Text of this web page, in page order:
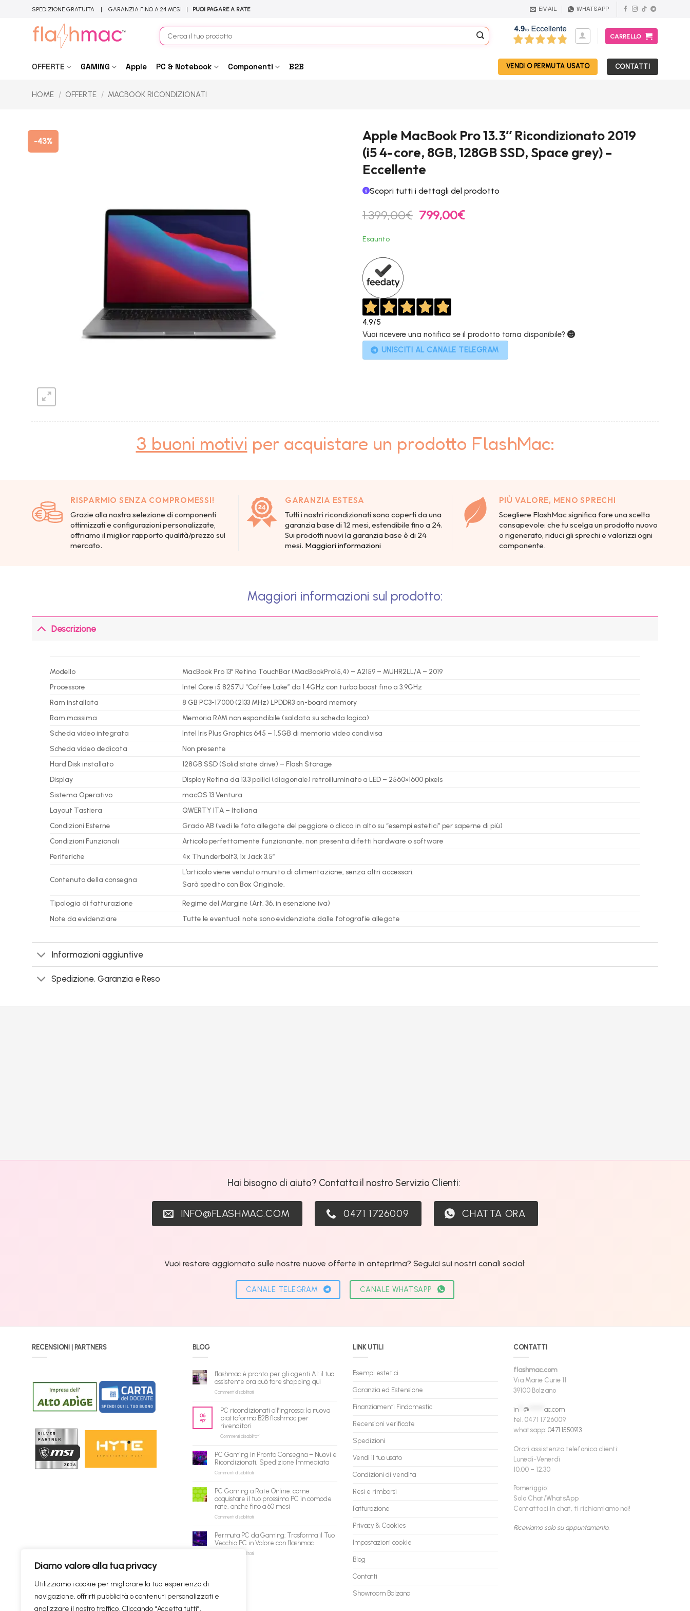
Diamo valore alla tua privacy
Utilizziamo i cookie per migliorare la tua esperienza di
navigazione, offrirti pubblicità o contenuti personalizzati e
analizzare il nostro traffico. Cliccando “Accetta tutti”,
SPEDIZIONE GRATUITA | GARANZIA FINO A 24 MESI | PUOI PAGARE A RATE EMAIL WHATSAPP
Cerca:
CARRELLO
OFFERTE GAMING Apple PC & Notebook Componenti B2B VENDI O PERMUTA USATO CONTATTI
HOME / OFFERTE / MACBOOK RICONDIZIONATI
-43%
Apple MacBook Pro 13.3″ Ricondizionato 2019
(i5 4-core, 8GB, 128GB SSD, Space grey) –
Eccellente
Scopri tutti i dettagli del prodotto
1.399,00€ Il
prezzo
799,00€Il
prezzo
Esaurito
4,9/5
Vuoi ricevere una notifica se il prodotto torna disponibile?
UNISCITI AL CANALE TELEGRAM
3 buoni motivi per acquistare un prodotto FlashMac:
RISPARMIO SENZA COMPROMESSI!
Grazie alla nostra selezione di componenti
ottimizzati e configurazioni personalizzate,
offriamo il miglior rapporto qualità/prezzo sul
mercato.
GARANZIA ESTESA
Tutti i nostri ricondizionati sono coperti da una
garanzia base di 12 mesi, estendibile fino a 24.
Sui prodotti nuovi la garanzia base è di 24
mesi. Maggiori informazioni
PIÙ VALORE, MENO SPRECHI
Scegliere FlashMac significa fare una scelta
consapevole: che tu scelga un prodotto nuovo
o rigenerato, riduci gli sprechi e valorizzi ogni
componente.
Maggiori informazioni sul prodotto:
Descrizione
Modello
MacBook Pro 13″ Retina TouchBar (MacBookPro15,4) – A2159 – MUHR2LL/A – 2019
Processore
Intel Core i5 8257U “Coffee Lake” da 1.4GHz con turbo boost fino a 3.9GHz
Ram installata
8 GB PC3-17000 (2133 MHz) LPDDR3 on-board memory
Ram massima
Memoria RAM non espandibile (saldata su scheda logica)
Scheda video integrata
Intel Iris Plus Graphics 645 – 1,5GB di memoria video condivisa
Scheda video dedicata
Non presente
Hard Disk installato
128GB SSD (Solid state drive) – Flash Storage
Display
Display Retina da 13.3 pollici (diagonale) retroilluminato a LED – 2560×1600 pixels
Sistema Operativo
macOS 13 Ventura
Layout Tastiera
QWERTY ITA – Italiana
Condizioni Esterne
Grado AB (vedi le foto allegate del peggiore o clicca in alto su “esempi estetici” per saperne di più)
Condizioni Funzionali
Articolo perfettamente funzionante, non presenta difetti hardware o software
Periferiche
4x Thunderbolt3, 1x Jack 3.5″
Contenuto della consegna
L’articolo viene venduto munito di alimentazione, senza altri accessori.
Sarà spedito con Box Originale.
Tipologia di fatturazione
Regime del Margine (Art. 36, in esenzione iva)
Note da evidenziare
Tutte le eventuali note sono evidenziate dalle fotografie allegate
Informazioni aggiuntive
Spedizione, Garanzia e Reso
Hai bisogno di aiuto? Contatta il nostro Servizio Clienti:
INFO@FLASHMAC.COM 0471 1726009 CHATTA ORA
Vuoi restare aggiornato sulle nostre nuove offerte in anteprima? Seguici sui nostri canali social:
CANALE TELEGRAM CANALE WHATSAPP
RECENSIONI | PARTNERS BLOG
flashmac è pronto per gli agenti AI: il tuo
assistente ora può fare shopping qui
Commenti disabilitatisu
pronto
per
agenti
tuo
assistente
shopping
qui
06
Apr
PC ricondizionati all’ingrosso: la nuova
piattaforma B2B flashmac per
rivenditori
Commenti disabilitatisu
all’ingrosso:
la
flashmac
per
rivenditori
PC Gaming in Pronta Consegna – Nuovi e
Ricondizionati, Spedizione Immediata
Commenti disabilitatisu
in
Pronta
Consegna
–
Ricondizionati,
Spedizione
PC Gaming a Rate Online: come
acquistare il tuo prossimo PC in comode
rate, anche fino a 60 mesi
Commenti disabilitatisu
a
Rate
Online:
Permuta PC da Gaming: Trasforma il Tuo
Vecchio PC in Valore con flashmac
Commenti disabilitatisu
LINK UTILI
Esempi estetici
Garanzia ed Estensione
Finanziamenti Findomestic
Recensioni verificate
Spedizioni
Vendi il tuo usato
Condizioni di vendita
Resi e rimborsi
Fatturazione
Privacy & Cookies
Impostazioni cookie
Blog
Contatti
Showroom Bolzano
CONTATTI
flashmac.com
Via Marie Curie 11
39100 Bolzano
in** @****** ac.com
tel. 0471 1726009
whatsapp: 0471 1550913
Orari assistenza telefonica clienti:
Lunedì-Venerdì
10.00 – 12.30
Pomeriggio:
Solo Chat/WhatsApp
Contattaci in chat, ti richiamiamo noi!
Riceviamo solo su appuntamento.
RICERCHE DI TENDENZA ✦ Prodotti consigliati